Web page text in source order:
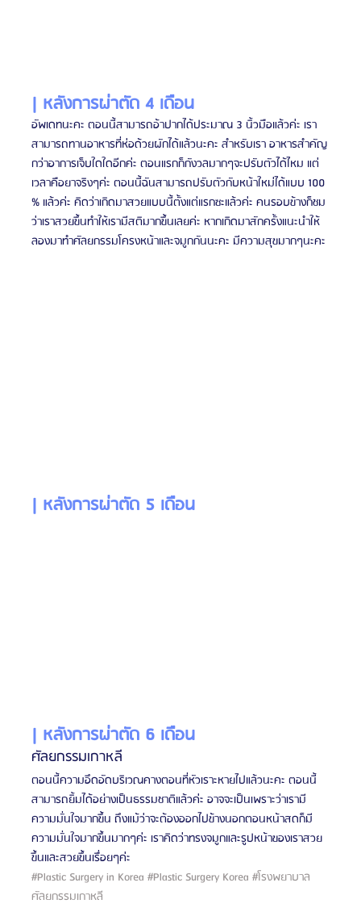
| หลังการผ่าตัด 4 เดือน
อัพเดทนะคะ ตอนนี้สามารถอ้าปากได้ประมาณ 3 นิ้วมือแล้วค่ะ เรา
สามารถทานอาหารที่ห่อด้วยผักได้แล้วนะคะ สำหรับเรา อาหารสำคัญ
กว่าอาการเจ็บใดใดอีกค่ะ ตอนแรกก็กังวลมากๆจะปรับตัวได้ไหม แต่
เวลาคือยาจริงๆค่ะ ตอนนี้ฉันสามารถปรับตัวกับหน้าใหม่ได้แบบ 100
% แล้วค่ะ คิดว่าเกิดมาสวยแบบนี้ตั้งแต่แรกซะแล้วค่ะ คนรอบข้างก็ชม
ว่าเราสวยขึ้นทำให้เรามีสติมากขึ้นเลยค่ะ หากเกิดมาสักครั้งแนะนำให้
ลองมาทำศัลยกรรมโครงหน้าและจมูกกันนะคะ มีความสุขมากๆนะคะ
| หลังการผ่าตัด 5 เดือน
| หลังการผ่าตัด 6 เดือน
ศัลยกรรมเกาหลี
ตอนนี้ความอึดอัดบริเวณคางตอนที่หัวเราะหายไปแล้วนะคะ ตอนนี้
สามารถยิ้มได้อย่างเป็นธรรมชาติแล้วค่ะ อาจจะเป็นเพราะว่าเรามี
ความมั่นใจมากขึ้น ถึงแม้ว่าจะต้องออกไปข้างนอกตอนหน้าสดก็มี
ความมั่นใจมากขึ้นมากๆค่ะ เราคิดว่าทรงจมูกและรูปหน้าของเราสวย
ขึ้นและสวยขึ้นเรื่อยๆค่ะ
#Plastic Surgery in Korea #Plastic Surgery Korea #โรงพยาบาล
ศัลยกรรมเกาหลี